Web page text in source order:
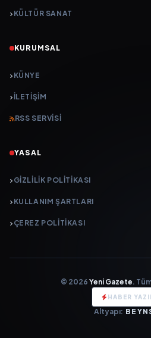
KÜLTÜR SANAT
KURUMSAL
KÜNYE
İLETIŞIM
RSS SERVISI
YASAL
GIZLILIK POLITIKASI
KULLANIM ŞARTLARI
ÇEREZ POLITIKASI
© 2026 Yeni Gazete.
HABER
Altyapı: